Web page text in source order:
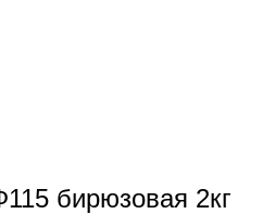
бирюзовая 2кг